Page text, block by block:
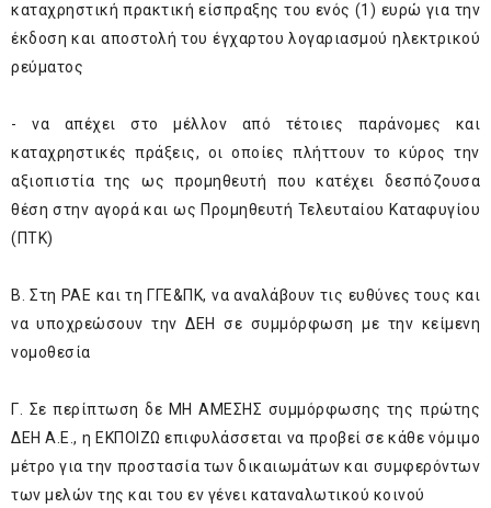
καταχρηστική πρακτική είσπραξης του ενός (1) ευρώ για την
έκδοση και αποστολή του έγχαρτου λογαριασμού ηλεκτρικού
ρεύματος
- να απέχει στο μέλλον από τέτοιες παράνομες και
καταχρηστικές πράξεις, οι οποίες πλήττουν το κύρος την
αξιοπιστία της ως προμηθευτή που κατέχει δεσπόζουσα
θέση στην αγορά και ως Προμηθευτή Τελευταίου Καταφυγίου
(ΠΤΚ)
Β. Στη ΡΑΕ και τη ΓΓΕ&ΠΚ, να αναλάβουν τις ευθύνες τους και
να υποχρεώσουν την ΔΕΗ σε συμμόρφωση με την κείμενη
νομοθεσία
Γ. Σε περίπτωση δε ΜΗ ΑΜΕΣΗΣ συμμόρφωσης της πρώτης
ΔΕΗ Α.Ε., η ΕΚΠΟΙΖΩ επιφυλάσσεται να προβεί σε κάθε νόμιμο
μέτρο για την προστασία των δικαιωμάτων και συμφερόντων
των μελών της και του εν γένει καταναλωτικού κοινού